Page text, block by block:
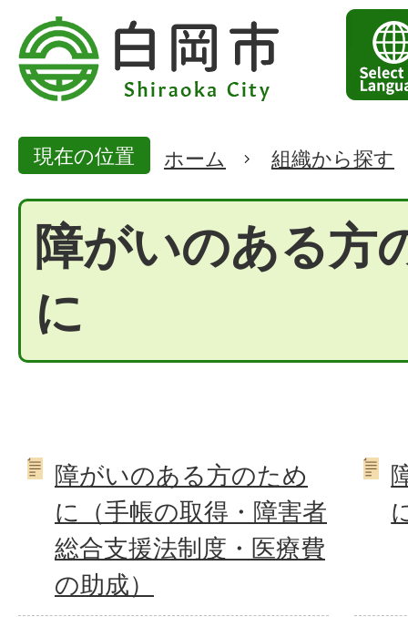
現在の位置 ホーム 組織から探す
障がいのある方
に
障がいのある方のため
に（手帳の取得・障害者
総合支援法制度・医療費
の助成）